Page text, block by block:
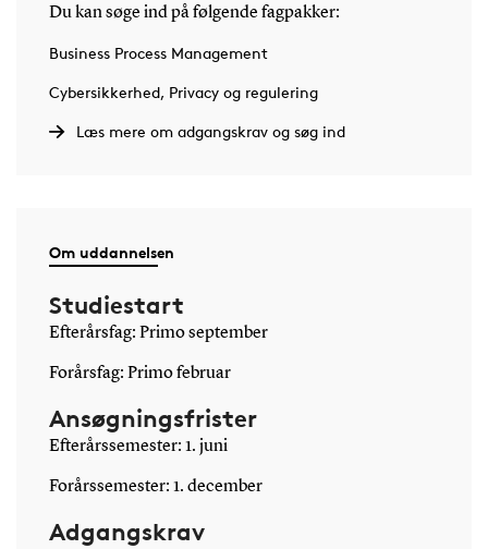
Du kan søge ind på følgende fagpakker:
Business Process Management
Cybersikkerhed, Privacy og regulering
Læs mere om adgangskrav og søg ind
Om uddannelsen
Studiestart
Efterårsfag: Primo september
Forårsfag: Primo februar
Ansøgningsfrister
Efterårssemester: 1. juni
Forårssemester: 1. december
Adgangskrav